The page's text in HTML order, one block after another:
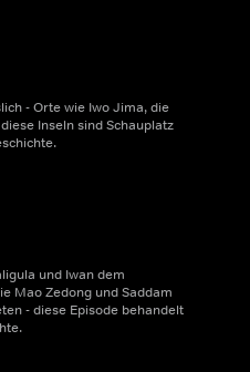
- Orte wie Iwo Jima, die
Inseln sind Schauplatz
und Iwan dem
Mao Zedong und Saddam
- diese Episode behandelt